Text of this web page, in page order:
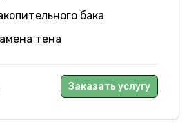
бака
тена
Заказать услугу